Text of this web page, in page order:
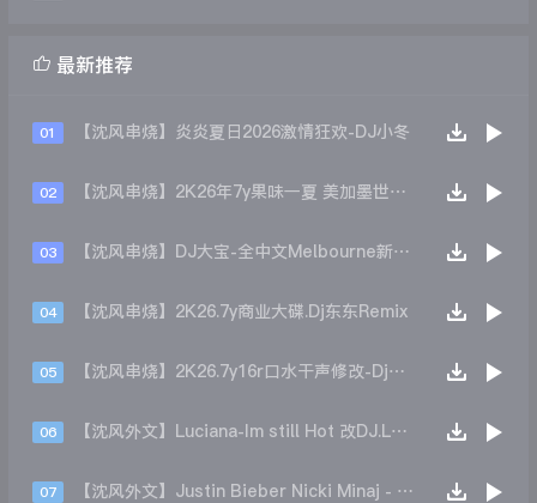
 最新推荐
01 【沈风串烧】炎炎夏日2026激情狂欢-DJ小冬
02 【沈风串烧】2K26年7y果味一夏 美加墨世界杯主题跳舞派对专辑 - Dj.阿帅
03 【沈风串烧】DJ大宝-全中文Melbourne新弹跳一飞冲天重低音上劲风暴MUSIC慢摇大碟
04 【沈风串烧】2K26.7y商业大碟.Dj东东Remix
05 【沈风串烧】2K26.7y16r口水干声修改-Dj东东Remix
06 【沈风外文】Luciana-Im still Hot 改DJ.LoZe
07 【沈风外文】Justin Bieber Nicki Minaj - Beauty And A Beat (DjHope小春 Extended Mix)